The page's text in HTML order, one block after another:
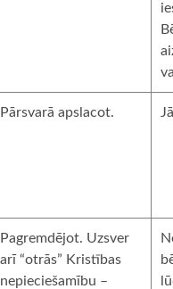
Pārsvarā apslacot.
Pagremdējot. Uzsver
arī “otrās” Kristības
nepieciešamību –